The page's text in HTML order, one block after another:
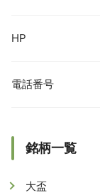
HP
電話番号
銘柄一覧
大盃